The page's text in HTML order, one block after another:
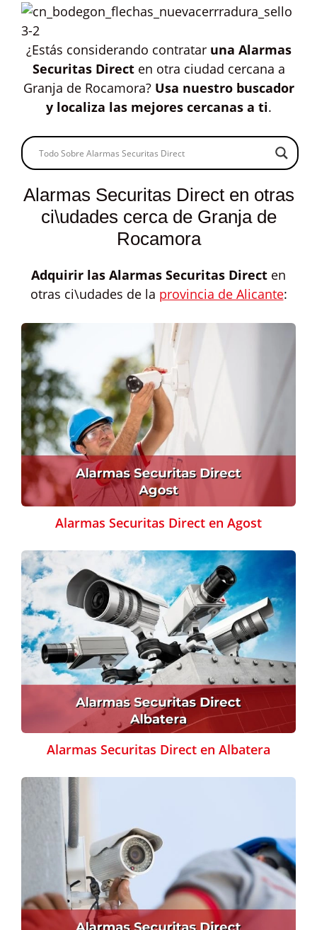
¿Estás considerando contratar una Alarmas
Securitas Directen otra ciudad cercana a
Granja de Rocamora? Usa nuestro buscador
y localiza las mejores cercanas a ti.
Alarmas Securitas Direct en otras
ci\udades cerca de Granja de
Rocamora
Adquirir las Alarmas Securitas Direct en
otras ci\udades de la provincia de Alicante:
Alarmas Securitas Direct en Agost
Alarmas Securitas Direct en Albatera